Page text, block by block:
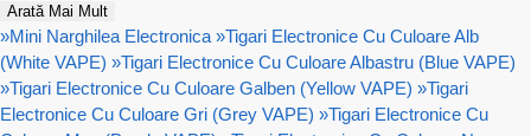
Arată Mai Mult
»Mini Narghilea Electronica »Tigari Electronice Cu Culoare Alb
(White VAPE) »Tigari Electronice Cu Culoare Albastru (Blue VAPE)
»Tigari Electronice Cu Culoare Galben (Yellow VAPE) »Tigari
Electronice Cu Culoare Gri (Grey VAPE) »Tigari Electronice Cu